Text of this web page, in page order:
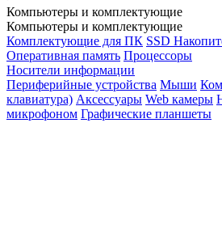
Компьютеры и комплектующие
Компьютеры и комплектующие
Комплектующие для ПК SSD
Оперативная память Процессоры
Носители информации
Периферийные устройства Мыши
клавиатура) Аксессуары Web камеры
микрофоном Графические планшеты